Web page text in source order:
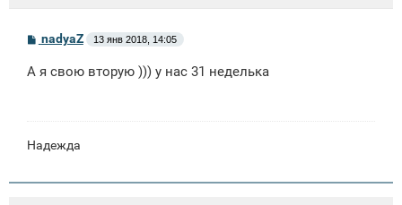
С
о
б
nadyaZ 13 янв 2018, 14:05
А я свою вторую ))) у нас 31 неделька
Надежда